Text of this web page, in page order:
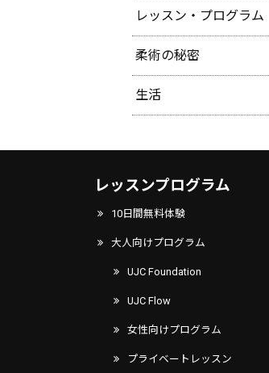
レッスン・プログラム
柔術の秘密
生活
レッスンプログラム
10日間無料体験
大人向けプログラム
UJC Foundation
UJC Flow
女性向けプログラム
プライベートレッスン